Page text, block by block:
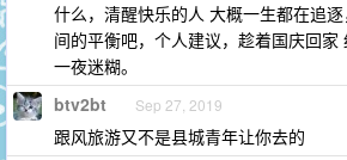
什么，清醒快乐的人 大概一生都在追
间的平衡吧，个人建议，趁着国庆回
一夜迷糊。
btv2bt Sep 27, 2019
跟风旅游又不是县城青年让你去的